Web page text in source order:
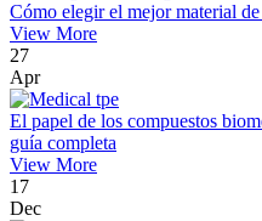
Cómo elegir el mejor material
View More
27
Apr
El papel de los compuestos
guía completa
View More
17
Dec